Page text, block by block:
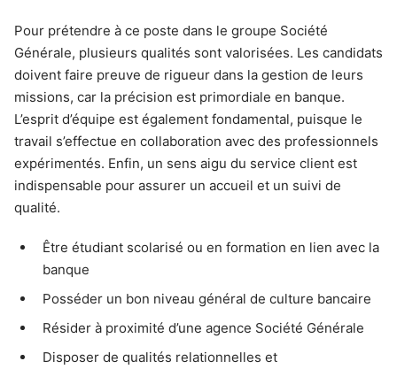
Pour prétendre à ce poste dans le groupe Société
Générale, plusieurs qualités sont valorisées. Les candidats
doivent faire preuve de rigueur dans la gestion de leurs
missions, car la précision est primordiale en banque.
L’esprit d’équipe est également fondamental, puisque le
travail s’effectue en collaboration avec des professionnels
expérimentés. Enfin, un sens aigu du service client est
indispensable pour assurer un accueil et un suivi de
qualité.
Être étudiant scolarisé ou en formation en lien avec la
banque
Posséder un bon niveau général de culture bancaire
Résider à proximité d’une agence Société Générale
Disposer de qualités relationnelles et